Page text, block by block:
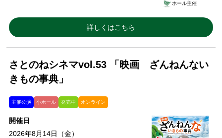
ホール主催
詳しくはこちら
さとのねシネマvol.53 「映画 ざんねんない
きもの事典」
主催公演 小ホール 発売中 オンライン
開催日
2026年8月14日（金）